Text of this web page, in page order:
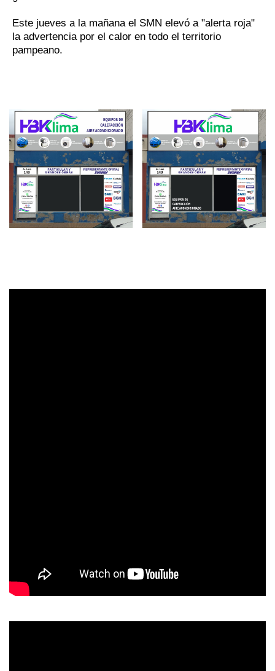
Este jueves a la mañana el SMN elevó a "alerta roja"
la advertencia por el calor en todo el territorio
pampeano.